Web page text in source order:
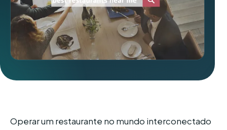
Operar um restaurante no mundo interconectado